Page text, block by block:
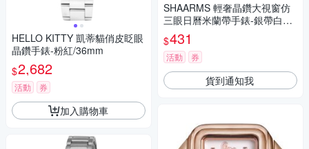
HELLO KITTY 凱蒂貓俏皮眨眼
晶鑽手錶-粉紅/36mm
$2,682
活動 券
加入購物車
SHAARMS 輕奢晶鑽大視窗仿
三眼日曆米蘭帶手錶-銀帶白面/
42mm
$431
活動 券
貨到通知我